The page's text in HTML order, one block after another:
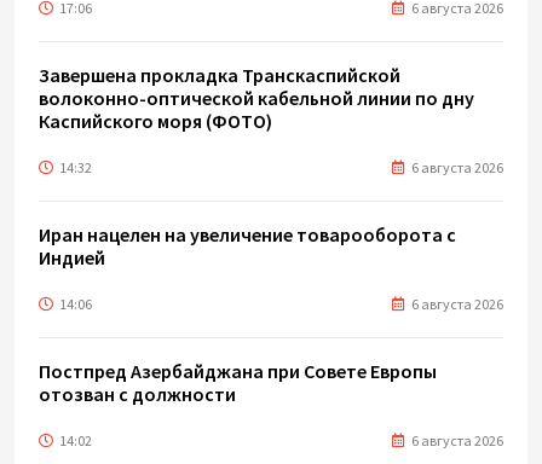
17:06 6 августа 2026
Завершена прокладка Транскаспийской
волоконно-оптической кабельной линии по дну
Каспийского моря (ФОТО)
14:32 6 августа 2026
Иран нацелен на увеличение товарооборота с
Индией
14:06 6 августа 2026
Постпред Азербайджана при Совете Европы
отозван с должности
14:02 6 августа 2026